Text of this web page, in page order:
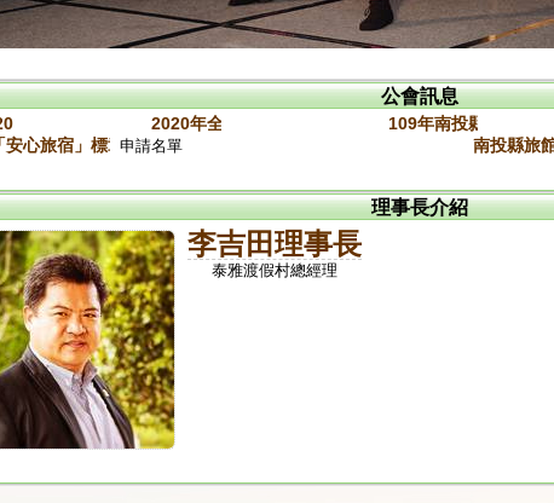
公會訊息
旅館盃入取名單 2020年全國旅館盃開始報名瞜!! 109年南投縣旅館公會
安心旅宿」標章參加業者名單（標章效期109.05~07）
申請名單 南投縣旅
理事長介紹
李吉田理事長
泰雅渡假村總經理